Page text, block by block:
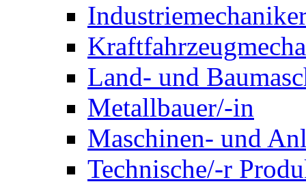
Land- und
Metallbauer/-in
Maschinen- und
Technische/-r